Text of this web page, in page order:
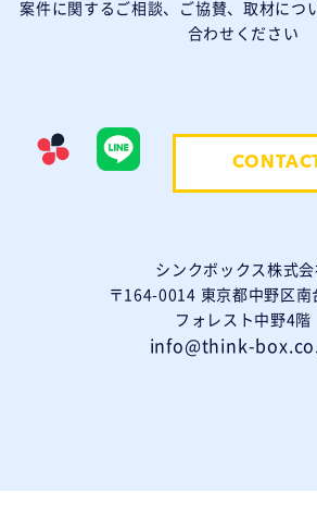
案件に関するご相談、ご協賛、取材につ
合わせください
シンクボックス株式会
〒164-0014 東京都中野区
フォレスト中野4階
info@think-